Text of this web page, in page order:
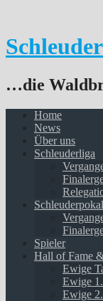
Inhalt
…die
Home
News
Über uns
Schleuderliga
Schleuderpokal
Spieler
Hall of Fame
Ewige
Ewige
Ewige